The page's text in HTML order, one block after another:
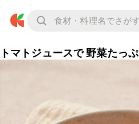
トマトジュースで 野菜たっ